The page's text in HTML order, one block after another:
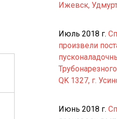
Ижевск,
Июль 2018 г.
произвели
QK 1327, г.
Июнь 2018 г.